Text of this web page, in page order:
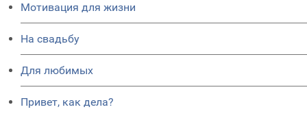
Мотивация для жизни
На свадьбу
Для любимых
Привет, как дела?